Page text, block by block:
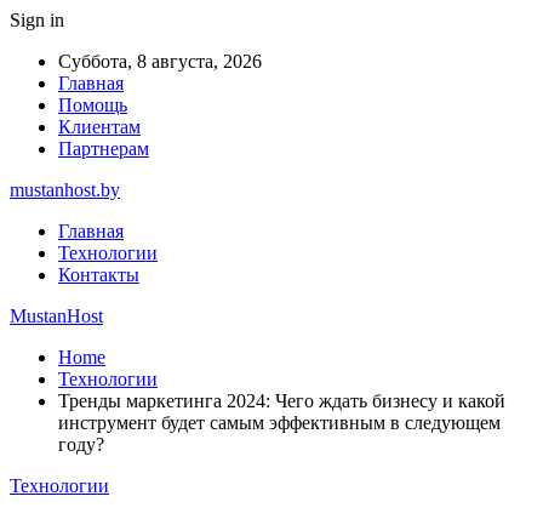
Sign in
Суббота, 8 августа, 2026
Главная
Помощь
Клиентам
Партнерам
mustanhost.by
Главная
Технологии
Контакты
MustanHost
Home
Технологии
Тренды маркетинга 2024: Чего ждать бизнесу и какой
инструмент будет самым эффективным в следующем
году?
Технологии